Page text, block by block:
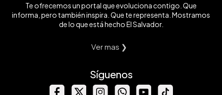
Te ofrecemos un portal que evoluciona contigo. Que
informa, pero también inspira. Que te representa. Mostramos
de lo que está hecho El Salvador.
Ver mas ❯
Síguenos